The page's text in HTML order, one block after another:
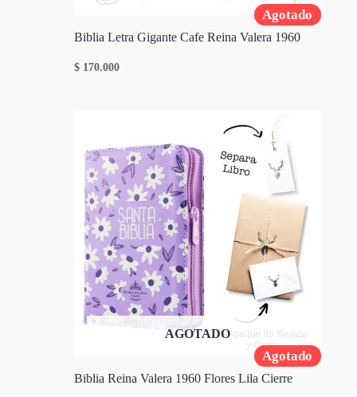
Agotado
Biblia Letra Gigante Cafe Reina Valera 1960
$ 170.000
Agotado
AGOTADO
Biblia Reina Valera 1960 Flores Lila Cierre